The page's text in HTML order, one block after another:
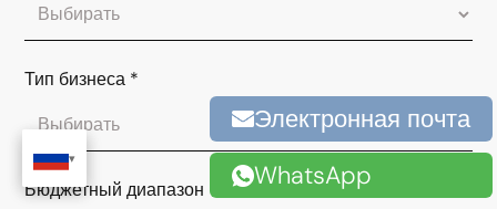
Тип бизнеса *
Бюджетный диапазон *
Электронная почта
WhatsApp